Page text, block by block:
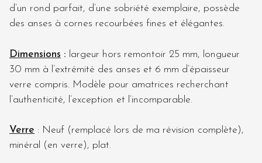
d’un rond parfait, d’une sobriété exemplaire, possède
des anses à cornes recourbées fines et élégantes.
Dimensions : largeur hors remontoir 25 mm, longueur
30 mm à l’extrémité des anses et 6 mm d’épaisseur
verre compris. Modèle pour amatrices recherchant
l’authenticité, l’exception et l’incomparable.
Verre : Neuf (remplacé lors de ma révision complète),
minéral (en verre), plat.